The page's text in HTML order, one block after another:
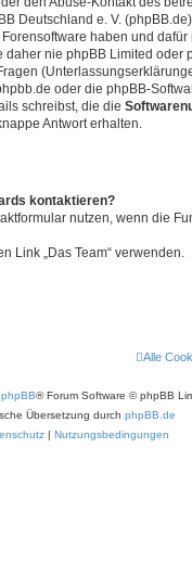
Deutschland e. V.
haben und
nie phpBB Limited oder
oder die phpBB-
schreibst, die die
Antwort erhalten.
kontaktieren?
nutzen, wenn die
Link „Das Team“ verwenden.
Alle
phpBB® Forum Software © phpBB
Übersetzung durch phpBB.de
| Nutzungsbedingungen